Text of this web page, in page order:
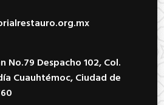
No.79 Despacho 102, Col.
Cuauhtémoc, Ciudad de